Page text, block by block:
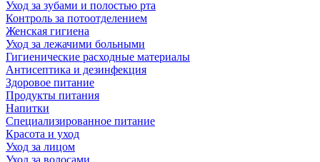
Уход за зубами и полостью рта
Контроль за потоотделением
Женская гигиена
Уход за лежачими больными
Гигиенические расходные материалы
Антисептика и дезинфекция
Здоровое питание
Продукты питания
Напитки
Специализированное питание
Красота и уход
Уход за лицом
Уход за волосами